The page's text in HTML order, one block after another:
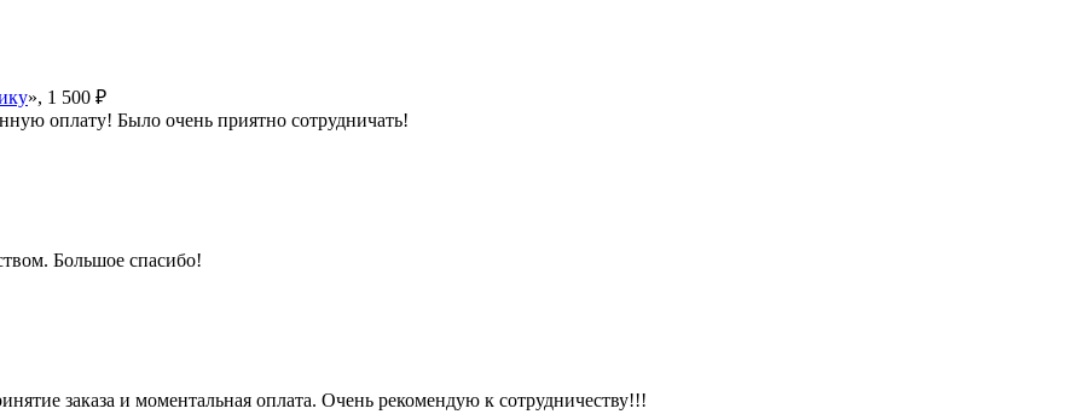
», 1 500 ₽
оплату! Было очень приятно сотрудничать!
Большое спасибо!
заказа и моментальная оплата. Очень рекомендую к сотрудничеству!!!